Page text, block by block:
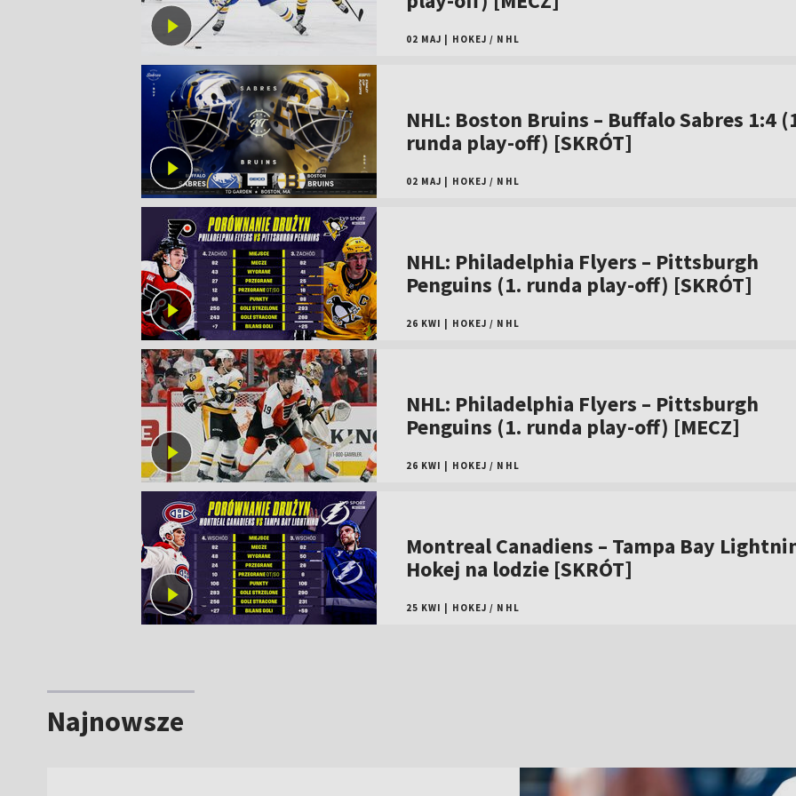
02 MAJ HOKEJ / NHL
NHL: Boston Bruins – Buffalo Sabres 1:4
runda play-off) [SKRÓT]
02 MAJ HOKEJ / NHL
NHL: Philadelphia Flyers – Pittsburgh
Penguins (1. runda play-off) [SKRÓT]
26 KWI HOKEJ / NHL
NHL: Philadelphia Flyers – Pittsburgh
Penguins (1. runda play-off) [MECZ]
26 KWI HOKEJ / NHL
Montreal Canadiens – Tampa Bay
Hokej na lodzie [SKRÓT]
25 KWI HOKEJ / NHL
Najnowsze